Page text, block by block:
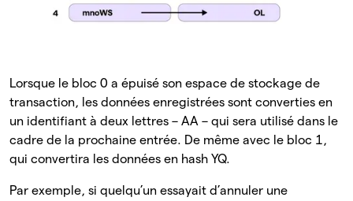
Lorsque le bloc 0 a épuisé son espace de stockage de
transaction, les données enregistrées sont converties en
un identifiant à deux lettres – AA – qui sera utilisé dans le
cadre de la prochaine entrée. De même avec le bloc 1,
qui convertira les données en hash YQ.
Par exemple, si quelqu’un essayait d’annuler une